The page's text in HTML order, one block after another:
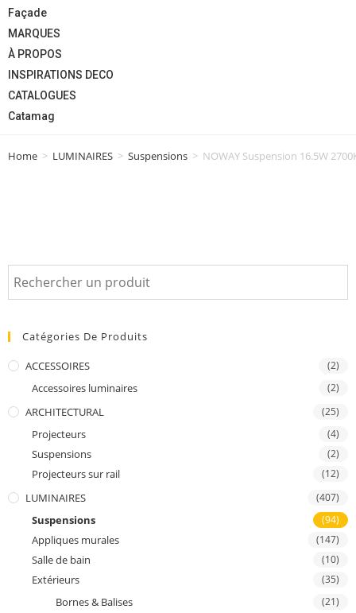
Façade
MARQUES
À PROPOS
INSPIRATIONS DECO
CATALOGUES
Catamag
Home > LUMINAIRES > Suspensions > NOWAY Suspension 16.5W
Catégories De Produits
ACCESSOIRES (2)
Accessoires luminaires (2)
ARCHITECTURAL (25)
Projecteurs (4)
Suspensions (2)
Projecteurs sur rail (12)
LUMINAIRES (407)
Suspensions (94)
Appliques murales (147)
Salle de bain (10)
Extérieurs (35)
Bornes & Balises (21)